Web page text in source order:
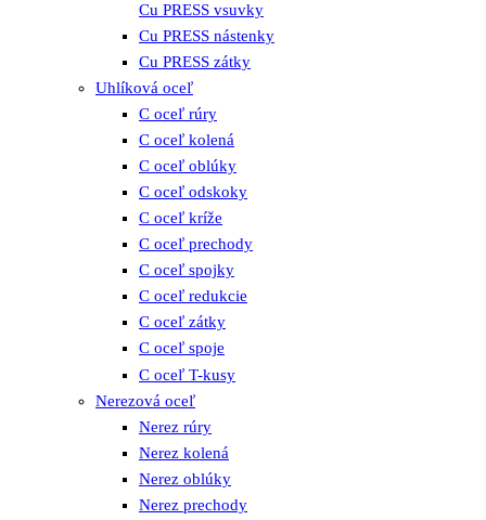
Cu PRESS vsuvky
Cu PRESS nástenky
Cu PRESS zátky
Uhlíková oceľ
C oceľ rúry
C oceľ kolená
C oceľ oblúky
C oceľ odskoky
C oceľ kríže
C oceľ prechody
C oceľ spojky
C oceľ redukcie
C oceľ zátky
C oceľ spoje
C oceľ T-kusy
Nerezová oceľ
Nerez rúry
Nerez kolená
Nerez oblúky
Nerez prechody